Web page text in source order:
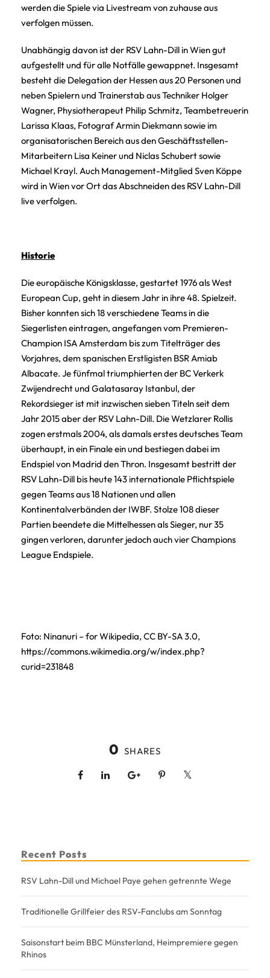
werden die Spiele via Livestream von zuhause aus
verfolgen müssen.
Unabhängig davon ist der RSV Lahn-Dill in Wien gut
aufgestellt und für alle Notfälle gewappnet. Insgesamt
besteht die Delegation der Hessen aus 20 Personen und
neben Spielern und Trainerstab aus Techniker Holger
Wagner, Physiotherapeut Philip Schmitz, Teambetreuerin
Larissa Klaas, Fotograf Armin Diekmann sowie im
organisatorischen Bereich aus den Geschäftsstellen-
Mitarbeitern Lisa Keiner und Niclas Schubert sowie
Michael Krayl. Auch Management-Mitglied Sven Köppe
wird in Wien vor Ort das Abschneiden des RSV Lahn-Dill
live verfolgen.
Historie
Die europäische Königsklasse, gestartet 1976 als West
European Cup, geht in diesem Jahr in ihre 48. Spielzeit.
Bisher konnten sich 18 verschiedene Teams in die
Siegerlisten eintragen, angefangen vom Premieren-
Champion ISA Amsterdam bis zum Titelträger des
Vorjahres, dem spanischen Erstligisten BSR Amiab
Albacate. Je fünfmal triumphierten der BC Verkerk
Zwijendrecht und Galatasaray Istanbul, der
Rekordsieger ist mit inzwischen sieben Titeln seit dem
Jahr 2015 aber der RSV Lahn-Dill. Die Wetzlarer Rollis
zogen erstmals 2004, als damals erstes deutsches Team
überhaupt, in ein Finale ein und bestiegen dabei im
Endspiel von Madrid den Thron. Insgesamt bestritt der
RSV Lahn-Dill bis heute 143 internationale Pflichtspiele
gegen Teams aus 18 Nationen und allen
Kontinentalverbänden der IWBF. Stolze 108 dieser
Partien beendete die Mittelhessen als Sieger, nur 35
gingen verloren, darunter jedoch auch vier Champions
League Endspiele.
Foto: Ninanuri – for Wikipedia, CC BY-SA 3.0,
https://commons.wikimedia.org/w/index.php?
curid=231848
0 SHARES
Recent Posts
RSV Lahn-Dill und Michael Paye gehen getrennte Wege
Traditionelle Grillfeier des RSV-Fanclubs am Sonntag
Saisonstart beim BBC Münsterland, Heimpremiere gegen
Rhinos